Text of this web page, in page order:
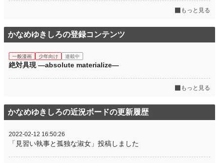
もっと見る
かなめゆきしろの登録コンテンツ
一般漫画 少年向け 連載中
絶対具現 ―absolute materialize―
もっと見る
かなめゆきしろの近況ボードの更新履歴
2022-02-12 16:50:26
「見習い執事と孤独な淑女」投稿しました